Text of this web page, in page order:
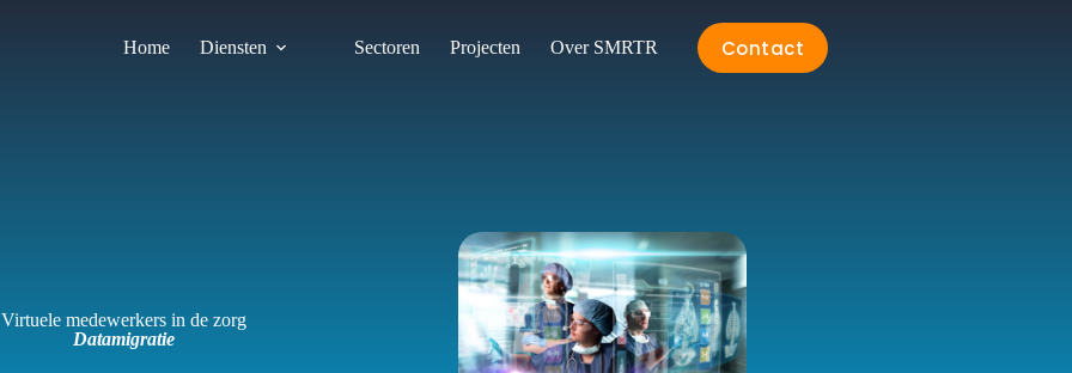
Home Diensten Sectoren Projecten Over SMRTR Contact
Virtuele medewerkers in de zorg
Datamigratie